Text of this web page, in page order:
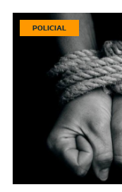
POLICIAL